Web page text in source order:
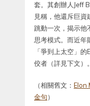
套。其創辦人Jeff
見稱，他還斥巨
跳動一次，揭示他
思考模式。而近年
「爭到上太空」
佼者（詳見下文）。
（相關舊文： Elon
金句）